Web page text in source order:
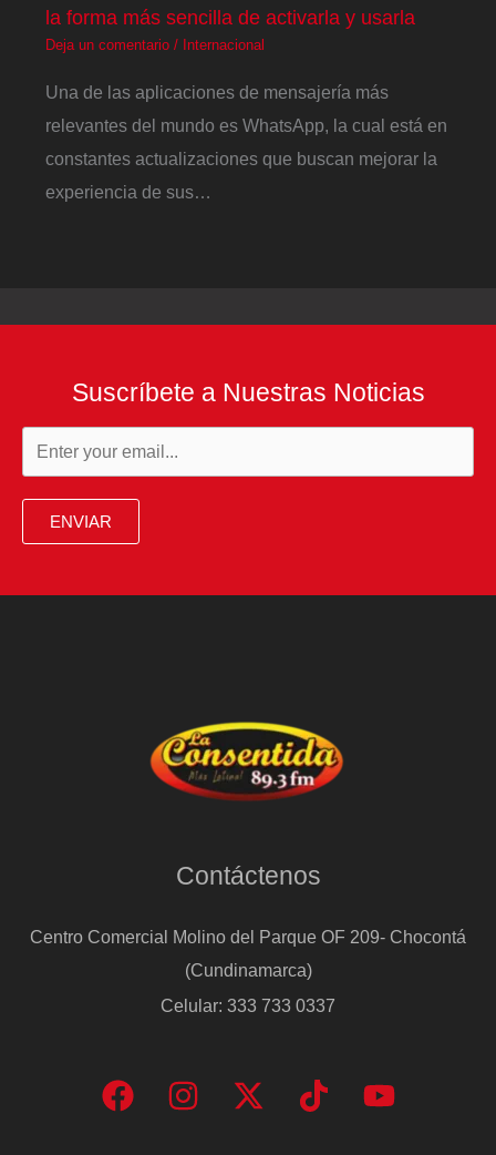
la forma más sencilla de activarla y usarla
Deja un comentario / Internacional
Una de las aplicaciones de mensajería más
relevantes del mundo es WhatsApp, la cual está en
constantes actualizaciones que buscan mejorar la
experiencia de sus…
Suscríbete a Nuestras Noticias
ENVIAR
Contáctenos
Centro Comercial Molino del Parque OF 209- Chocontá
(Cundinamarca)
Celular: 333 733 0337